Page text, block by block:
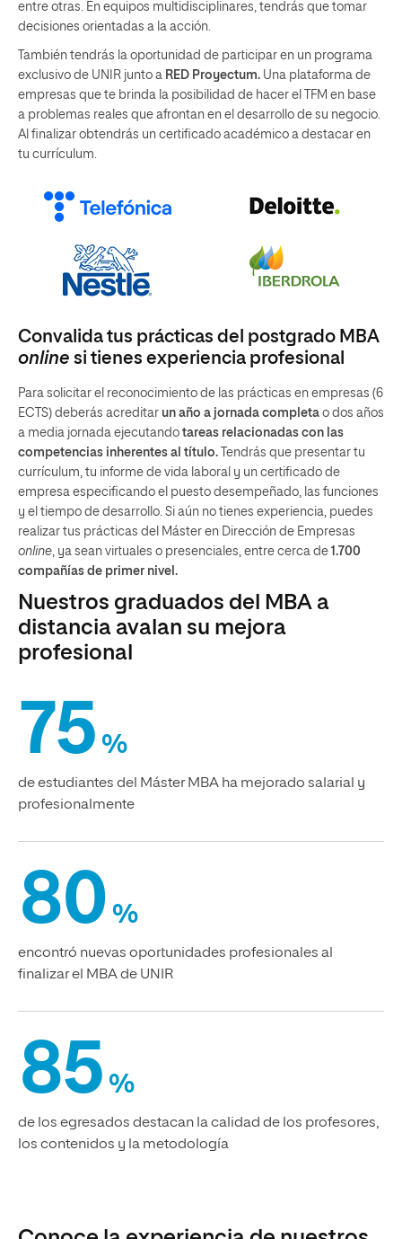
entre otras. En equipos multidisciplinares, tendrás que tomar
decisiones orientadas a la acción.
También tendrás la oportunidad de participar en un programa
exclusivo de UNIR junto a RED Proyectum. Una plataforma de
empresas que te brinda la posibilidad de hacer el TFM en base
a problemas reales que afrontan en el desarrollo de su negocio.
Al finalizar obtendrás un certificado académico a destacar en
tu currículum.
Convalida tus prácticas del postgrado MBA
online si tienes experiencia profesional
Para solicitar el reconocimiento de las prácticas en empresas (6
ECTS) deberás acreditar un año a jornada completa o dos años
a media jornada ejecutando tareas relacionadas con las
competencias inherentes al título. Tendrás que presentar tu
currículum, tu informe de vida laboral y un certificado de
empresa especificando el puesto desempeñado, las funciones
y el tiempo de desarrollo. Si aún no tienes experiencia, puedes
realizar tus prácticas del Máster en Dirección de Empresas
online, ya sean virtuales o presenciales, entre cerca de 1.700
compañías de primer nivel.
Nuestros graduados del MBA a
distancia avalan su mejora
profesional
75 %
de estudiantes del Máster MBA ha mejorado salarial y
profesionalmente
80 %
encontró nuevas oportunidades profesionales al
finalizar el MBA de UNIR
85 %
de los egresados destacan la calidad de los profesores,
los contenidos y la metodología